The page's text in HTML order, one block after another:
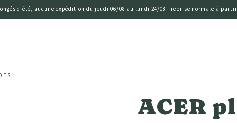
d'été, aucune expédition du jeudi 06/08 au lundi 24/08 : reprise normale à
ACER